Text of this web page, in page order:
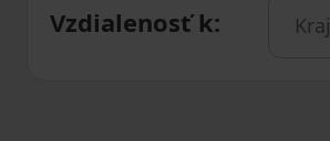
Vzdialenosť k: